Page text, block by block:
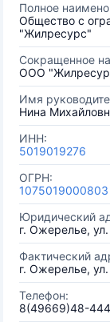
Полное
Общество с
"Жилресурс"
Сокращенное
ООО
Имя
Нина
ИНН:
5019019276
ОГРН:
1075019000803
Юридический
г. Ожерелье,
Фактический
г. Ожерелье,
Телефон:
8(49669)48-444